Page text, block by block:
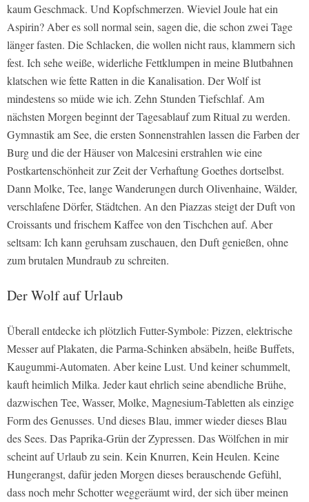
kaum Geschmack. Und Kopfschmerzen. Wieviel Joule hat ein
Aspirin? Aber es soll normal sein, sagen die, die schon zwei Tage
länger fasten. Die Schlacken, die wollen nicht raus, klammern sich
fest. Ich sehe weiße, widerliche Fettklumpen in meine Blutbahnen
klatschen wie fette Ratten in die Kanalisation. Der Wolf ist
mindestens so müde wie ich. Zehn Stunden Tiefschlaf. Am
nächsten Morgen beginnt der Tagesablauf zum Ritual zu werden.
Gymnastik am See, die ersten Sonnenstrahlen lassen die Farben der
Burg und die der Häuser von Malcesini erstrahlen wie eine
Postkartenschönheit zur Zeit der Verhaftung Goethes dortselbst.
Dann Molke, Tee, lange Wanderungen durch Olivenhaine, Wälder,
verschlafene Dörfer, Städtchen. An den Piazzas steigt der Duft von
Croissants und frischem Kaffee von den Tischchen auf. Aber
seltsam: Ich kann geruhsam zuschauen, den Duft genießen, ohne
zum brutalen Mundraub zu schreiten.
Der Wolf auf Urlaub
Überall entdecke ich plötzlich Futter-Symbole: Pizzen, elektrische
Messer auf Plakaten, die Parma-Schinken absäbeln, heiße Buffets,
Kaugummi-Automaten. Aber keine Lust. Und keiner schummelt,
kauft heimlich Milka. Jeder kaut ehrlich seine abendliche Brühe,
dazwischen Tee, Wasser, Molke, Magnesium-Tabletten als einzige
Form des Genusses. Und dieses Blau, immer wieder dieses Blau
des Sees. Das Paprika-Grün der Zypressen. Das Wölfchen in mir
scheint auf Urlaub zu sein. Kein Knurren, Kein Heulen. Keine
Hungerangst, dafür jeden Morgen dieses berauschende Gefühl,
dass noch mehr Schotter weggeräumt wird, der sich über meinen